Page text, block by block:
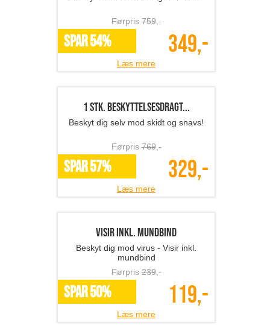
100 stk. engangshandsker...
SPAR 54% 349,-
1 stk. beskyttelsesdragt...
Beskyt dig selv mod skidt og snavs!
Førpris